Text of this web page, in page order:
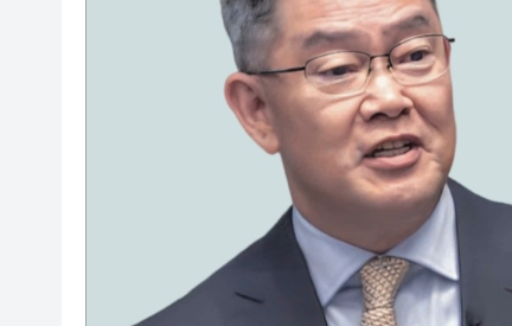
瀋陽鐵西校園閱讀活動解鎖
閩粵贛三地漢樂藝術家齊聚
有片丨外交部回應特朗普委